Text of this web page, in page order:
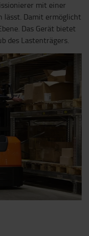
mit einer
lässt. Damit ermöglicht
Das Gerät bietet
des Lastenträgers.